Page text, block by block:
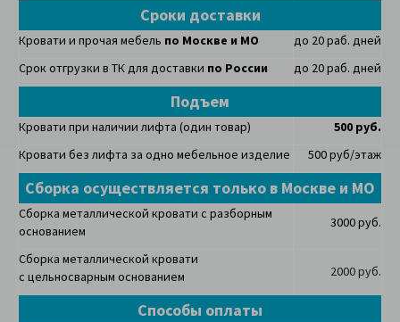
Сроки доставки
Кровати и прочая мебель по Москве и МО
до 20 раб. дней
Срок отгрузки в ТК для доставки по России до 20 раб. дней
Подъем
Кровати при наличии лифта (один товар)
500 руб.
Кровати без лифта за одно мебельное изделие
500 руб/этаж
Сборка осуществляется только в Москве и МО
Сборка металлической кровати с разборным
основанием
3000 руб.
Сборка металлической кровати
с цельносварным основанием
2000 руб.
Способы оплаты